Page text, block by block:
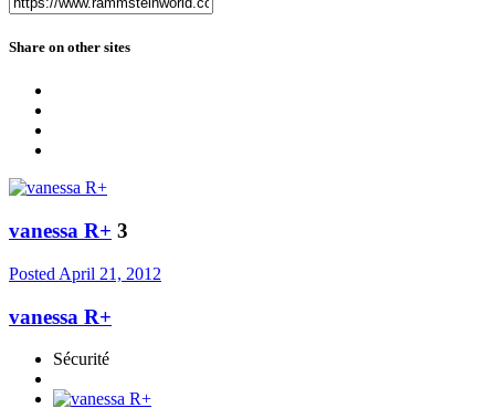
Share on other sites
vanessa R+ 3
Posted April 21, 2012
vanessa R+
Sécurité